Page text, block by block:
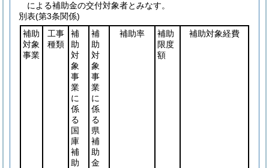
による補助金の交付対象者とみなす。
別表(第3条関係)
補助
対象
事業
工事
種類
補
助
対
象
事
業
に
係
る
国
庫
補
助
補
助
対
象
事
業
に
係
る
県
補
助
金
補助率
補助
限度
額
補助対象経費